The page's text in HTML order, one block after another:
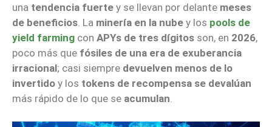
una tendencia fuerte y se llevan por delante meses
de beneficios . La minería en la nube y los pools de
yield farming con APYs de tres dígitos son, en 2026,
poco más que fósiles de una era de exuberancia
irracional; casi siempre devuelven menos de lo
invertido y los tokens de recompensa se devalúan
más rápido de lo que se acumulan